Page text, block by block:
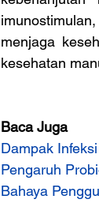
menjaga
kesehatan
Baca Juga
Dampak
Pengaruh
Bahaya